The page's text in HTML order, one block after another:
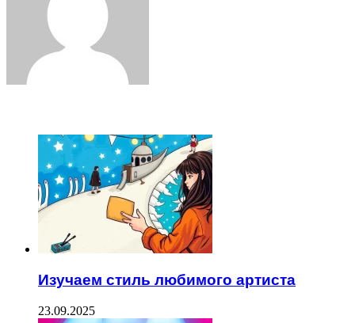
Изучаем стиль любимого артиста
23.09.2025